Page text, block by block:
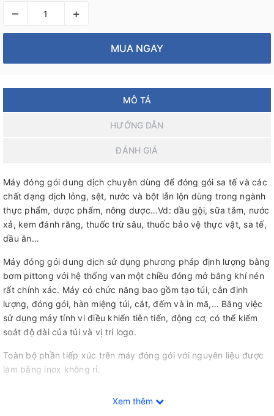
– +
MUA NGAY
MÔ TẢ
HƯỚNG DẪN
ĐÁNH GIÁ
Máy đóng gói dung dịch chuyên dùng để đóng gói sa tế và các
chất dạng dịch lỏng, sệt, nước và bột lẫn lộn dùng trong ngành
thực phẩm, dược phẩm, nông dược…Vd: dầu gội, sữa tắm, nước
xả, kem đánh răng, thuốc trừ sâu, thuốc bảo vệ thực vật, sa tế,
dầu ăn…
Máy đóng gói dung dịch sử dụng phương pháp định lượng bằng
bơm pittong với hệ thống van một chiều đóng mở bằng khí nén
rất chính xác. Máy có chức năng bao gồm tạo túi, cân định
lượng, đóng gói, hàn miệng túi, cắt, đếm và in mã,… Bằng việc
sử dụng máy tính vi điều khiển tiên tiến, động cơ, có thể kiểm
soát độ dài của túi và vị trí logo.
Toàn bộ phần tiếp xúc trên máy đóng gói với nguyên liệu được
làm bằng inox không rỉ.
Xem thêm